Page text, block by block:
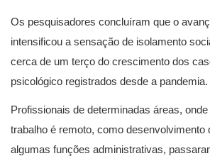
Os pesquisadores concluíram que o
intensificou a sensação de isolamento
cerca de um terço do crescimento dos
psicológico registrados desde a pandemia.
Profissionais de determinadas áreas,
trabalho é remoto, como desenvolvimento
algumas funções administrativas,